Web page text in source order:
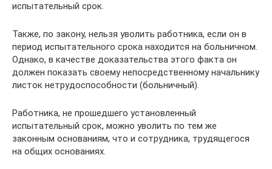
испытательный срок.
Также, по закону, нельзя уволить работника, если он в
период испытательного срока находится на больничном.
Однако, в качестве доказательства этого факта он
должен показать своему непосредственному начальнику
листок нетрудоспособности (больничный).
Работника, не прошедшего установленный
испытательный срок, можно уволить по тем же
законным основаниям, что и сотрудника, трудящегося
на общих основаниях.